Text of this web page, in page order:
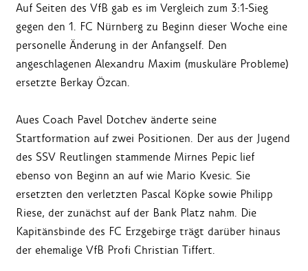
Auf Seiten des VfB gab es im Vergleich zum 3:1-Sieg
gegen den 1. FC Nürnberg zu Beginn dieser Woche eine
personelle Änderung in der Anfangself. Den
angeschlagenen Alexandru Maxim (muskuläre Probleme)
ersetzte Berkay Özcan.
Aues Coach Pavel Dotchev änderte seine
Startformation auf zwei Positionen. Der aus der Jugend
des SSV Reutlingen stammende Mirnes Pepic lief
ebenso von Beginn an auf wie Mario Kvesic. Sie
ersetzten den verletzten Pascal Köpke sowie Philipp
Riese, der zunächst auf der Bank Platz nahm. Die
Kapitänsbinde des FC Erzgebirge trägt darüber hinaus
der ehemalige VfB Profi Christian Tiffert.